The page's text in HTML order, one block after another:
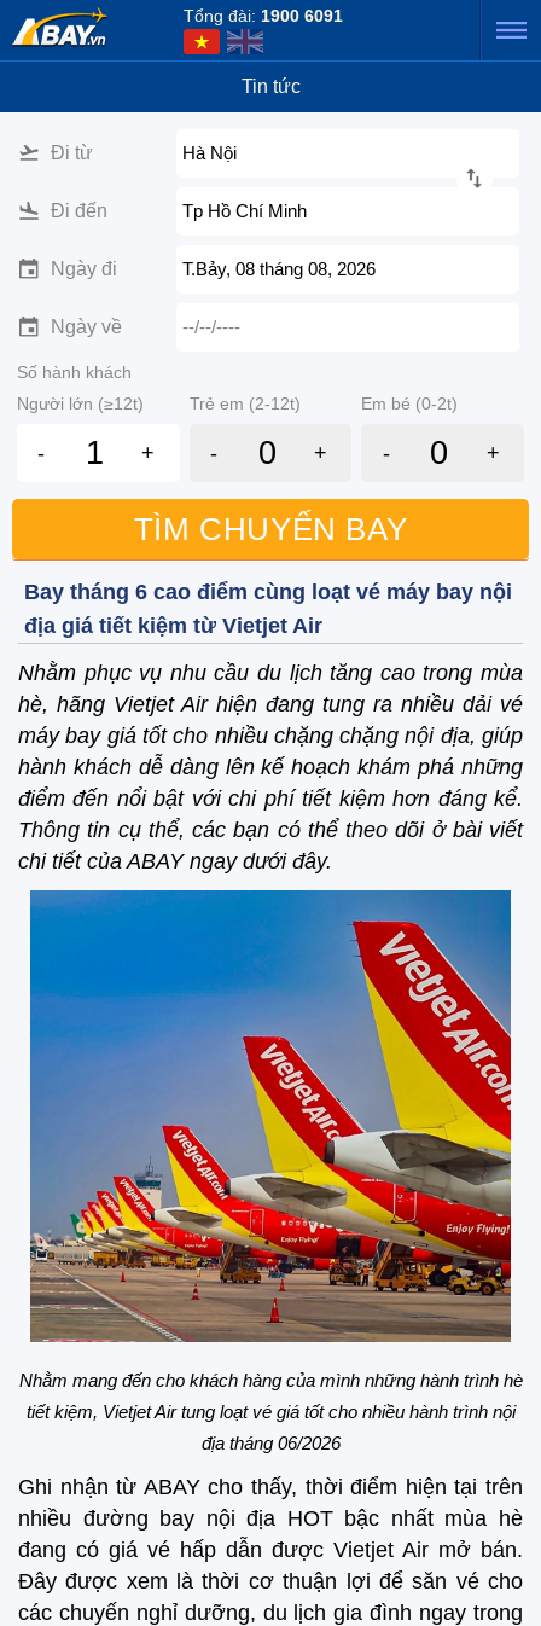
Tổng đài: 1900 6091
Tin tức
Đi từ Hà Nội
Đi đến Tp Hồ Chí Minh
Ngày đi T.Bảy, 08 tháng 08, 2026
Ngày về --/--/----
Số hành khách
Người lớn (≥12t)
Trẻ em (2-12t) Em bé (0-2t)
- + - + - +
TÌM CHUYẾN BAY
Bay tháng 6 cao điểm cùng loạt vé máy bay nội
địa giá tiết kiệm từ Vietjet Air
Nhằm phục vụ nhu cầu du lịch tăng cao trong mùa
hè, hãng Vietjet Air hiện đang tung ra nhiều dải vé
máy bay giá tốt cho nhiều chặng chặng nội địa, giúp
hành khách dễ dàng lên kế hoạch khám phá những
điểm đến nổi bật với chi phí tiết kiệm hơn đáng kể.
Thông tin cụ thể, các bạn có thể theo dõi ở bài viết
chi tiết của ABAY ngay dưới đây.
Nhằm mang đến cho khách hàng của mình những hành trình hè
tiết kiệm, Vietjet Air tung loạt vé giá tốt cho nhiều hành trình nội
địa tháng 06/2026
Ghi nhận từ ABAY cho thấy, thời điểm hiện tại trên
nhiều đường bay nội địa HOT bậc nhất mùa hè
đang có giá vé hấp dẫn được Vietjet Air mở bán.
Đây được xem là thời cơ thuận lợi để săn vé cho
các chuyến nghỉ dưỡng, du lịch gia đình ngay trong